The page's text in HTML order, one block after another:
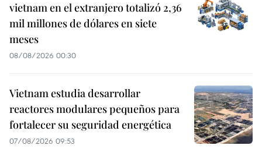
vietnam en el extranjero totalizó 2,36
mil millones de dólares en siete
meses
08/08/2026 00:30
Vietnam estudia desarrollar
reactores modulares pequeños para
fortalecer su seguridad energética
07/08/2026 09:53